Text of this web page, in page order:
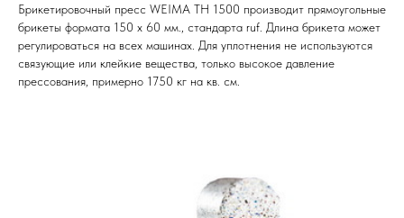
Брикетировочный пресс WEIMA TH 1500 производит прямоугольные
брикеты формата 150 x 60 мм., стандарта ruf. Длина брикета может
регулироваться на всех машинах. Для уплотнения не используются
связующие или клейкие вещества, только высокое давление
прессования, примерно 1750 кг на кв. см.